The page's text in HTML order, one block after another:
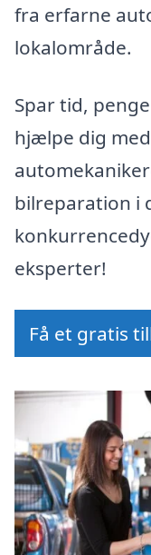
fra erfarne
lokalområde.
Spar tid,
hjælpe dig
bilreparation i
eksperter!
Få et gratis